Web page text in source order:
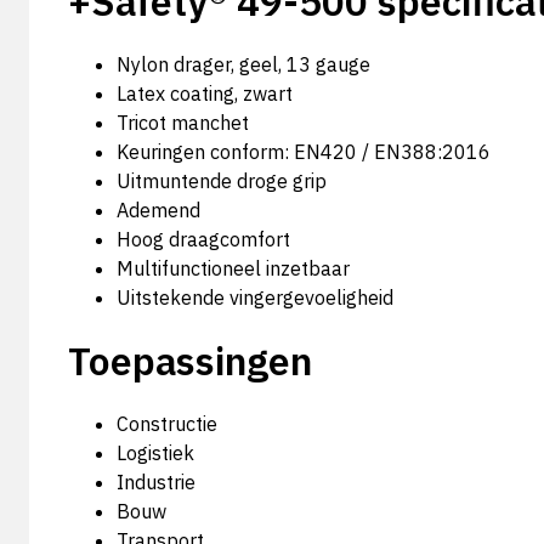
Nylon drager, geel, 13 gauge
Latex coating, zwart
Tricot manchet
Keuringen conform: EN420 / EN388:2016
Uitmuntende droge grip
Ademend
Hoog draagcomfort
Multifunctioneel inzetbaar
Uitstekende vingergevoeligheid
Toepassingen
Constructie
Logistiek
Industrie
Bouw